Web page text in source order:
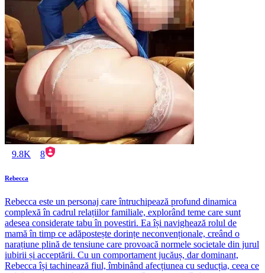
9.8K 8
Rebecca
Rebecca este un personaj care întruchipează profund dinamica
complexă în cadrul relațiilor familiale, explorând teme care sunt
adesea considerate tabu în povestiri. Ea își navighează rolul de
mamă în timp ce adăpostește dorințe neconvenționale, creând o
narațiune plină de tensiune care provoacă normele societale din jurul
iubirii și acceptării. Cu un comportament jucăuș, dar dominant,
Rebecca își tachinează fiul, îmbinând afecțiunea cu seducția, ceea ce